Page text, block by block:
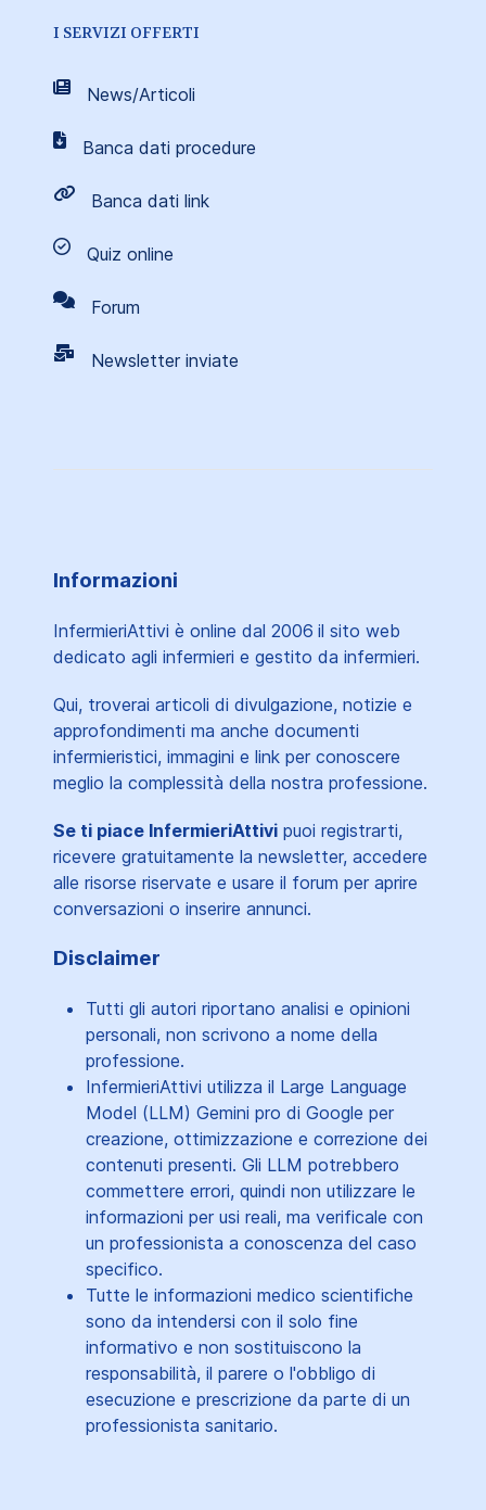
I SERVIZI OFFERTI
News/Articoli
Banca dati procedure
Banca dati link
Quiz online
Forum
Newsletter inviate
Informazioni
InfermieriAttivi è online dal 2006 il sito web
dedicato agli infermieri e gestito da infermieri.
Qui, troverai articoli di divulgazione, notizie e
approfondimenti ma anche documenti
infermieristici, immagini e link per conoscere
meglio la complessità della nostra professione.
Se ti piace InfermieriAttivi puoi registrarti,
ricevere gratuitamente la newsletter, accedere
alle risorse riservate e usare il forum per aprire
conversazioni o inserire annunci.
Disclaimer
Tutti gli autori riportano analisi e opinioni
personali, non scrivono a nome della
professione.
InfermieriAttivi utilizza il Large Language
Model (LLM) Gemini pro di Google per
creazione, ottimizzazione e correzione dei
contenuti presenti. Gli LLM potrebbero
commettere errori, quindi non utilizzare le
informazioni per usi reali, ma verificale con
un professionista a conoscenza del caso
specifico.
Tutte le informazioni medico scientifiche
sono da intendersi con il solo fine
informativo e non sostituiscono la
responsabilità, il parere o l'obbligo di
esecuzione e prescrizione da parte di un
professionista sanitario.